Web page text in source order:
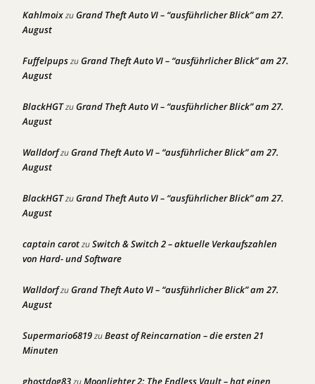
KahlmoixzuGrand Theft Auto VI – “ausführlicher Blick” am 27.
August
FuffelpupszuGrand Theft Auto VI – “ausführlicher Blick” am 27.
August
BlackHGTzuGrand Theft Auto VI – “ausführlicher Blick” am 27.
August
WalldorfzuGrand Theft Auto VI – “ausführlicher Blick” am 27.
August
BlackHGTzuGrand Theft Auto VI – “ausführlicher Blick” am 27.
August
captain carotzuSwitch & Switch 2 – aktuelle Verkaufszahlen
von Hard- und Software
WalldorfzuGrand Theft Auto VI – “ausführlicher Blick” am 27.
August
Supermario6819zuBeast of Reincarnation – die ersten 21
Minuten